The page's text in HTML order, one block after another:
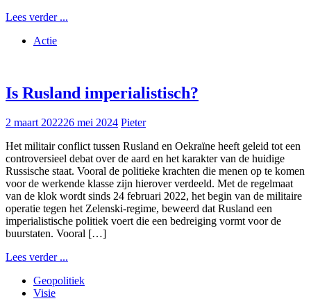
Lees verder ...
Actie
Is Rusland imperialistisch?
2 maart 202226 mei 2024 Pieter
Het militair conflict tussen Rusland en Oekraïne heeft geleid tot een
controversieel debat over de aard en het karakter van de huidige
Russische staat. Vooral de politieke krachten die menen op te komen
voor de werkende klasse zijn hierover verdeeld. Met de regelmaat
van de klok wordt sinds 24 februari 2022, het begin van de militaire
operatie tegen het Zelenski-regime, beweerd dat Rusland een
imperialistische politiek voert die een bedreiging vormt voor de
buurstaten. Vooral […]
Lees verder ...
Geopolitiek
Visie